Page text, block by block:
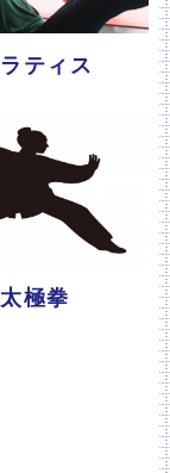
ティス
太極拳